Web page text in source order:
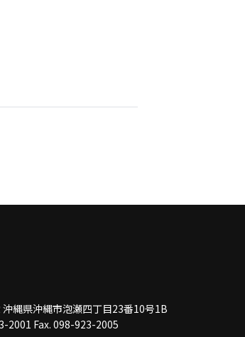
縄県沖縄市泡瀬四丁目23番10号1B
2001 Fax. 098-923-2005